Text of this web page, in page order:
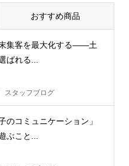
おすすめ商品
集客を最大化する——土
ばれる...
スタッフブログ
のコミュニケーション」
こと...